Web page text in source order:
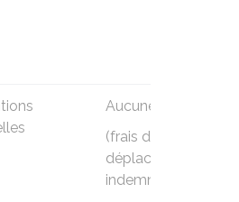
Aucune
(frais de
déplacement
indemnisés)